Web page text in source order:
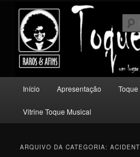
conteúdo
principal
conteúdo
secundário
Toque Musical
Um lugar para quem escuta música
principal
Início Apresentação
Vitrine Toque Musical
ARQUIVO DA CATEGORIA: